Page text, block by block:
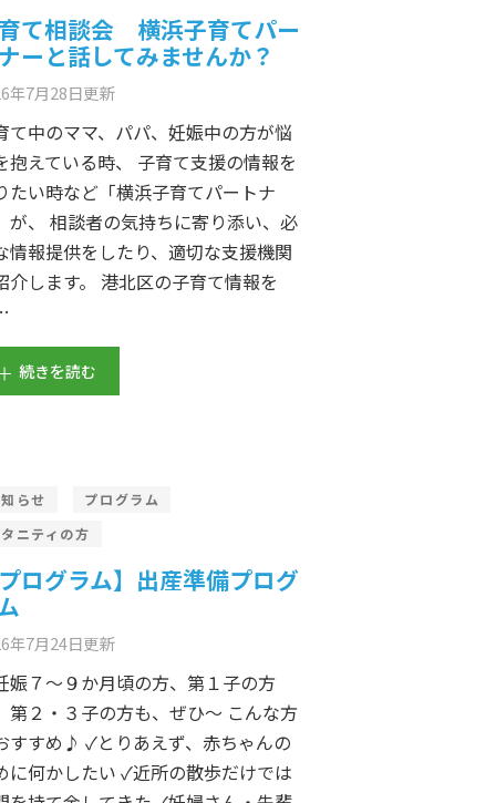
て相談会 横浜子育てパー
ーと話してみませんか？
年7月28日更新
て中のママ、パパ、妊娠中の方が悩
抱えている時、 子育て支援の情報を
たい時など「横浜子育てパートナ
が、 相談者の気持ちに寄り添い、必
情報提供をしたり、適切な支援機関
介します。 港北区の子育て情報を
続きを読む
らせ
プログラム
ニティの方
ログラム】出産準備プログ
年7月24日更新
娠７～９か月頃の方、第１子の方
第２・３子の方も、ぜひ～ こんな方
すすめ♪ ✓とりあえず、赤ちゃんの
に何かしたい ✓近所の散歩だけでは